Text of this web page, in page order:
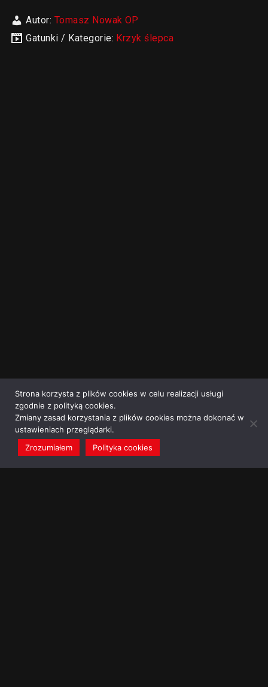
Autor: Tomasz Nowak OP
Gatunki / Kategorie: Krzyk ślepca
Strona korzysta z plików cookies w celu realizacji usługi
zgodnie z polityką cookies.
Zmiany zasad korzystania z plików cookies można dokonać w
ustawieniach przeglądarki.
Zrozumiałem
Polityka cookies